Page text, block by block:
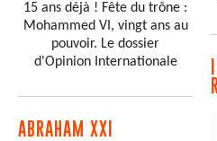
15 ans déjà ! Fête du trône :
Mohammed VI, vingt ans au
pouvoir. Le dossier
d'Opinion Internationale
ABRAHAM XXI